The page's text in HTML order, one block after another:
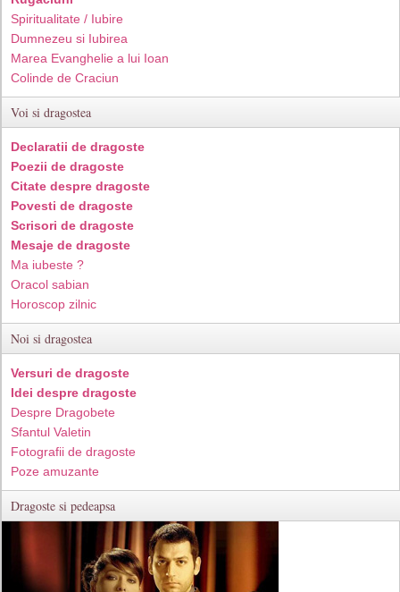
Spiritualitate / Iubire
Dumnezeu si Iubirea
Marea Evanghelie a lui Ioan
Colinde de Craciun
Voi si dragostea
Declaratii de dragoste
Poezii de dragoste
Citate despre dragoste
Povesti de dragoste
Scrisori de dragoste
Mesaje de dragoste
Ma iubeste ?
Oracol sabian
Horoscop zilnic
Noi si dragostea
Versuri de dragoste
Idei despre dragoste
Despre Dragobete
Sfantul Valetin
Fotografii de dragoste
Poze amuzante
Dragoste si pedeapsa